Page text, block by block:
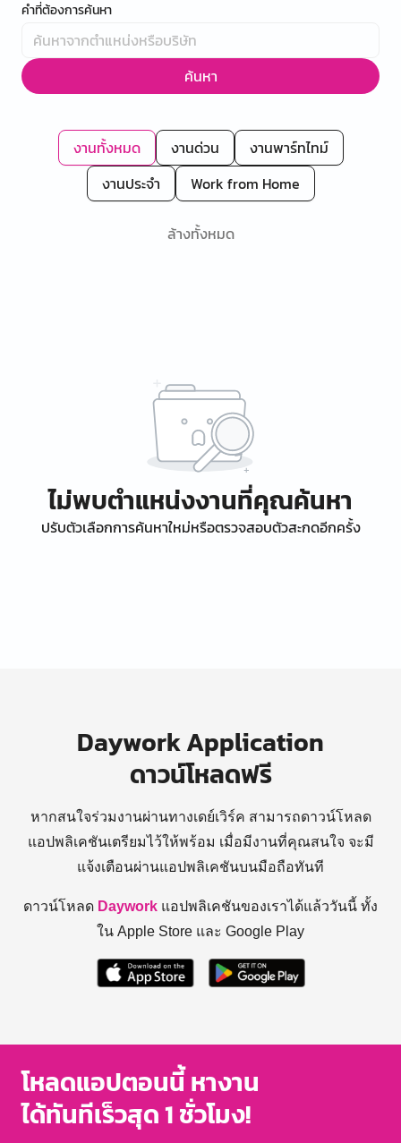
คำที่ต้องการค้นหา
ค้นหา
งานทั้งหมด งานด่วน
งานพาร์ทไทม์
งานประจำ
Work from Home
ล้างทั้งหมด
ไม่พบตำแหน่งงานที่คุณค้นหา
ปรับตัวเลือกการค้นหาใหม่หรือตรวจสอบตัวสะกดอีกครั้ง
Daywork Application
ดาวน์โหลดฟรี
หากสนใจร่วมงานผ่านทางเดย์เวิร์ค สามารถดาวน์โหลด
แอปพลิเคชันเตรียมไว้ให้พร้อม เมื่อมีงานที่คุณสนใจ จะมี
แจ้งเตือนผ่านแอปพลิเคชันบนมือถือทันที
ดาวน์โหลด Daywork แอปพลิเคชันของเราได้แล้ววันนี้ ทั้ง
ใน Apple Store และ Google Play
โหลดแอปตอนนี้ หางาน
ได้ทันทีเร็วสุด 1 ชั่วโมง!